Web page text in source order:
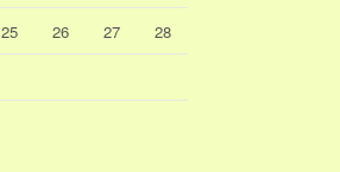
25 26 27 28